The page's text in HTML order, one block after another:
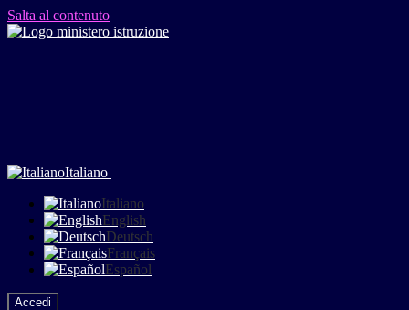
Salta al contenuto
Italiano
Italiano
English
Deutsch
Français
Español
Accedi